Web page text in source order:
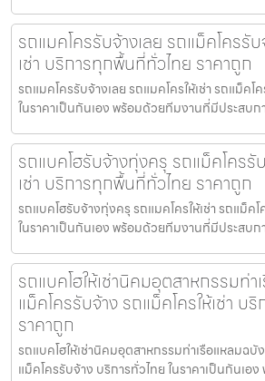
รถแมคโครรับจ้างเลย รถแม็คโครรั
เช่า บริการทุกพื้นที่ทั่วไทย ราคาถูก
รถแมคโครรับจ้างเลย รถแมคโครให้เช่า รถแม็คโ
ในราคาเป็นกันเอง พร้อมด้วยทีมงานที่มีประสบก
รถแบคโฮรับจ้างทุ่งครุ รถแม็คโครรั
เช่า บริการทุกพื้นที่ทั่วไทย ราคาถูก
รถแบคโฮรับจ้างทุ่งครุ รถแมคโครให้เช่า รถแม็ค
ในราคาเป็นกันเอง พร้อมด้วยทีมงานที่มีประสบก
รถแบคโฮให้เช่านิคมอุตสาหกรรมท่
แม็คโครรับจ้าง รถแม็คโครให้เช่า บ
ราคาถูก
รถแบคโฮให้เช่านิคมอุตสาหกรรมท่าเรือแหลมฉบั
แม็คโครรับจ้าง บริการทั่วไทย ในราคาเป็นกันเอ